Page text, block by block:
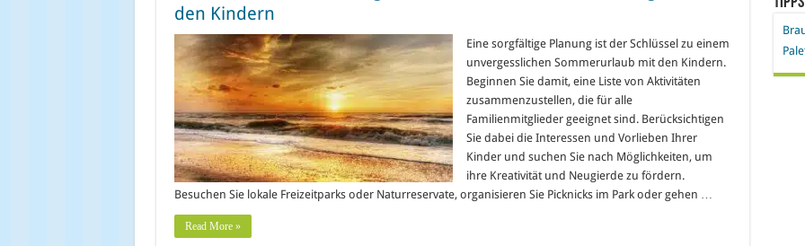
den Kindern
Eine sorgfältige Planung ist der Schlüssel zu einem
unvergesslichen Sommerurlaub mit den Kindern.
Beginnen Sie damit, eine Liste von Aktivitäten
zusammenzustellen, die für alle
Familienmitglieder geeignet sind. Berücksichtigen
Sie dabei die Interessen und Vorlieben Ihrer
Kinder und suchen Sie nach Möglichkeiten, um
ihre Kreativität und Neugierde zu fördern.
Besuchen Sie lokale Freizeitparks oder Naturreservate, organisieren Sie Picknicks im Park oder gehen …
Read More »